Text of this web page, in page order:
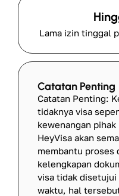
Lama izin tinggal
Catatan Penting
Catatan Penting:
tidaknya visa
kewenangan
HeyVisa akan
membantu proses
kelengkapan
visa tidak
waktu, hal